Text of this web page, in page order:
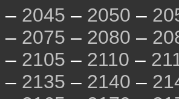
– 2045 – 2050 –
– 2075 – 2080 –
– 2105 – 2110 –
– 2135 – 2140 –